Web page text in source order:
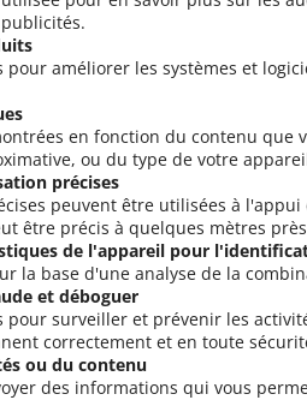
améliorer les systèmes et
en fonction du contenu que
ou du type de votre
précises
peuvent être utilisées à
être précis à quelques mètres
de l'appareil pour
la base d'une analyse de la
et déboguer
pour surveiller et prévenir les
correctement et en toute
ou du contenu
des informations qui vous